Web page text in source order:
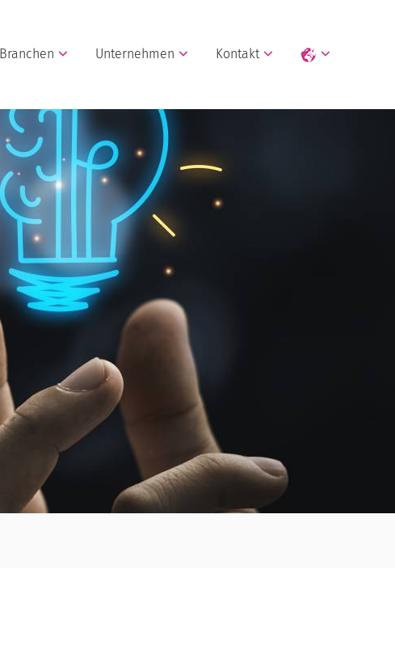
Branchen Unternehmen Kontakt